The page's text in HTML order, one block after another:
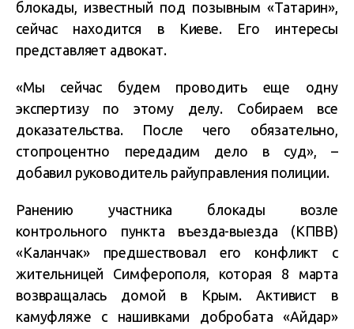
блокады, известный под позывным «Татарин»,
сейчас находится в Киеве. Его интересы
представляет адвокат.
«Мы сейчас будем проводить еще одну
экспертизу по этому делу. Собираем все
доказательства. После чего обязательно,
стопроцентно передадим дело в суд», –
добавил руководитель райуправления полиции.
Ранению участника блокады возле
контрольного пункта въезда-выезда (КПВВ)
«Каланчак» предшествовал его конфликт с
жительницей Симферополя, которая 8 марта
возвращалась домой в Крым. Активист в
камуфляже с нашивками добробата «Айдар»